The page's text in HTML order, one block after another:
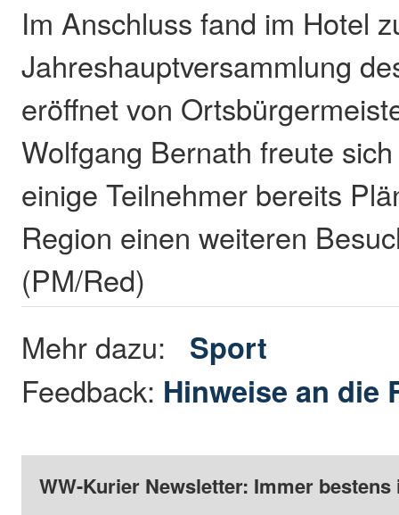
Im Anschluss fand im Hotel
Jahreshauptversammlung
eröffnet von
Wolfgang Bernath freute
einige Teilnehmer bereits
Region einen weiteren
(PM/Red)
Mehr dazu: Sport
Feedback: Hinweise an die
WW-Kurier Newsletter: Immer